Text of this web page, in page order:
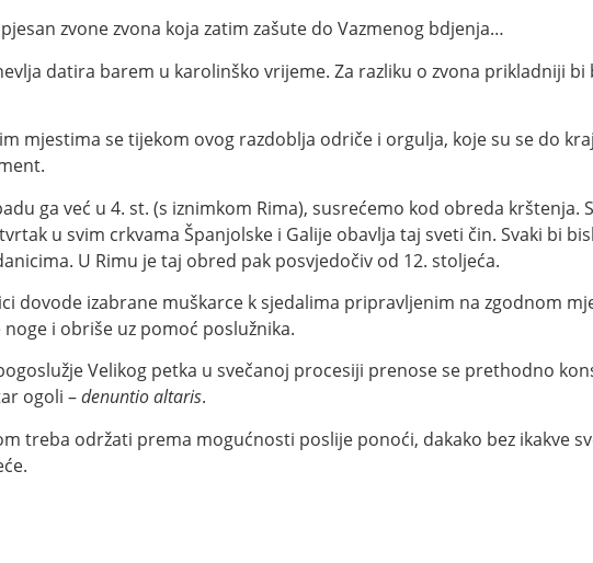
zvone zvona koja zatim zašute do Vazmenog bdjenja…
datira barem u karolinško vrijeme. Za razliku o zvona prikladniji
mjestima se tijekom ovog razdoblja odriče i orgulja, koje su se do
ga već u 4. st. (s iznimkom Rima), susrećemo kod obreda krštenja.
u svim crkvama Španjolske i Galije obavlja taj sveti čin. Svaki bi
U Rimu je taj obred pak posvjedočiv od 12. stoljeća.
dovode izabrane muškarce k sjedalima pripravljenim na zgodnom
i obriše uz pomoć poslužnika.
Velikog petka u svečanoj procesiji prenose se prethodno
ogoli –denuntio altaris.
treba održati prema mogućnosti poslije ponoći, dakako bez ikakve